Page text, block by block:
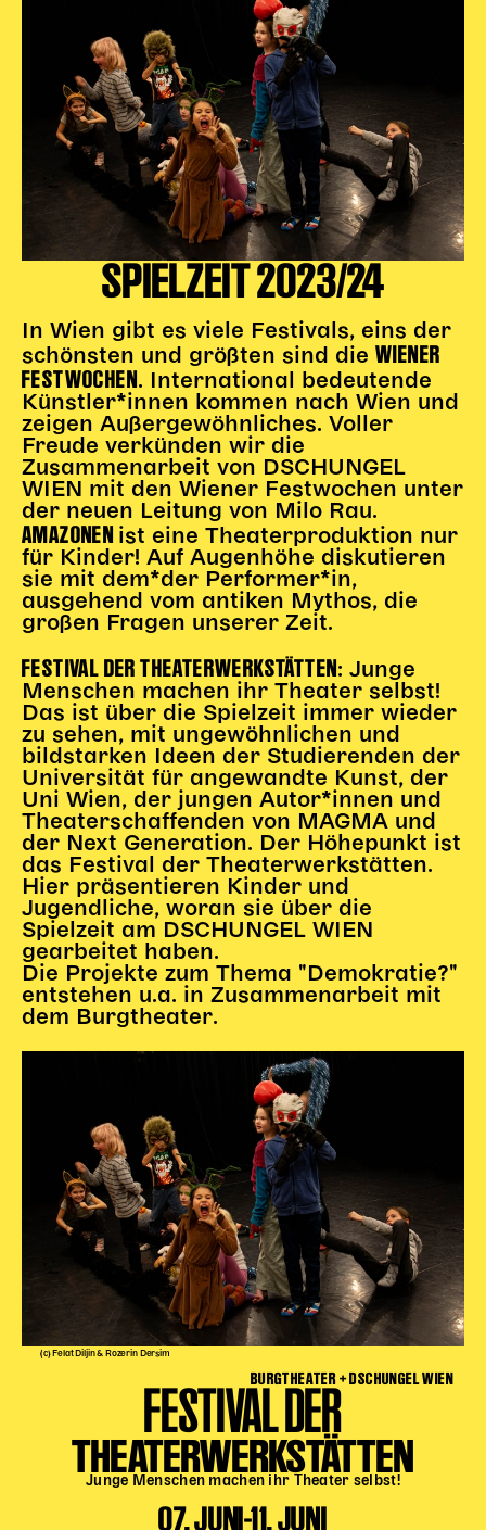
SPIELZEIT 2023/24
In Wien gibt es viele Festivals, eins der
schönsten und größten sind die WIENER
FESTWOCHEN. International bedeutende
Künstler*innen kommen nach Wien und
zeigen Außergewöhnliches. Voller
Freude verkünden wir die
Zusammenarbeit von DSCHUNGEL
WIEN mit den Wiener Festwochen unter
der neuen Leitung von Milo Rau.
AMAZONEN ist eine Theaterproduktion nur
für Kinder! Auf Augenhöhe diskutieren
sie mit dem*der Performer*in,
ausgehend vom antiken Mythos, die
großen Fragen unserer Zeit.
FESTIVAL DER THEATERWERKSTÄTTEN: Junge
Menschen machen ihr Theater selbst!
Das ist über die Spielzeit immer wieder
zu sehen, mit ungewöhnlichen und
bildstarken Ideen der Studierenden der
Universität für angewandte Kunst, der
Uni Wien, der jungen Autor*innen und
Theaterschaffenden von MAGMA und
der Next Generation. Der Höhepunkt ist
das Festival der Theaterwerkstätten.
Hier präsentieren Kinder und
Jugendliche, woran sie über die
Spielzeit am DSCHUNGEL WIEN
gearbeitet haben.
Die Projekte zum Thema "Demokratie?"
entstehen u.a. in Zusammenarbeit mit
dem Burgtheater.
(c) Felat Diljin & Rozerin Dersim
BURGTHEATER + DSCHUNGEL WIEN
FESTIVAL DER
THEATERWERKSTÄTTEN
Junge Menschen machen ihr Theater selbst!
07. JUNI-11. JUNI